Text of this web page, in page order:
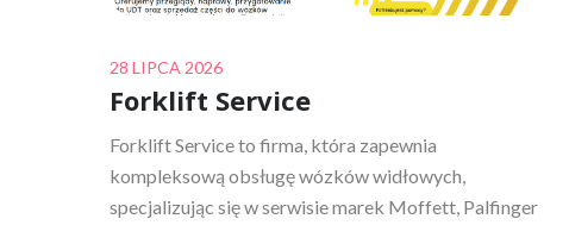
Posted
on
28 LIPCA 2026
Forklift Service
Forklift Service to firma, która zapewnia
kompleksową obsługę wózków widłowych,
specjalizując się w serwisie marek Moffett, Palfinger